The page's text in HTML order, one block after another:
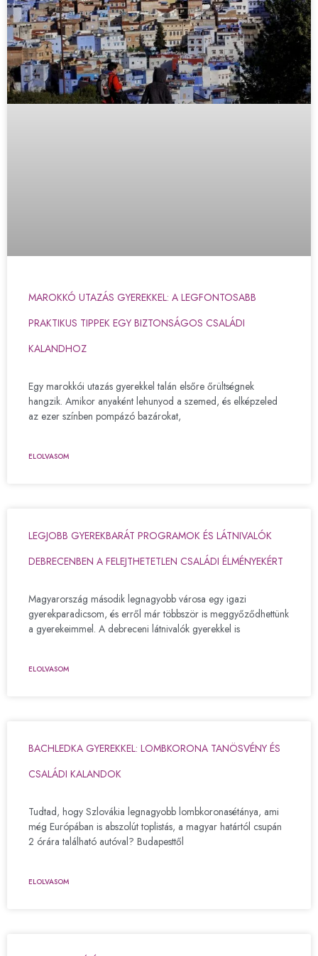
MAROKKÓ UTAZÁS GYEREKKEL: A LEGFONTOSABB
PRAKTIKUS TIPPEK EGY BIZTONSÁGOS CSALÁDI
KALANDHOZ
Egy marokkói utazás gyerekkel talán elsőre őrültségnek
hangzik. Amikor anyaként lehunyod a szemed, és elképzeled
az ezer színben pompázó bazárokat,
ELOLVASOM
LEGJOBB GYEREKBARÁT PROGRAMOK ÉS LÁTNIVALÓK
DEBRECENBEN A FELEJTHETETLEN CSALÁDI ÉLMÉNYEKÉRT
Magyarország második legnagyobb városa egy igazi
gyerekparadicsom, és erről már többször is meggyőződhettünk
a gyerekeimmel. A debreceni látnivalók gyerekkel is
ELOLVASOM
BACHLEDKA GYEREKKEL: LOMBKORONA TANÖSVÉNY ÉS
CSALÁDI KALANDOK
Tudtad, hogy Szlovákia legnagyobb lombkoronasétánya, ami
még Európában is abszolút toplistás, a magyar határtól csupán
2 órára található autóval? Budapesttől
ELOLVASOM